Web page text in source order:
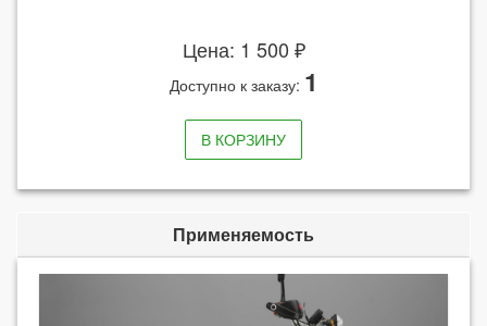
Цена: 1 500 ₽
Доступно к заказу: 1
В КОРЗИНУ
Применяемость